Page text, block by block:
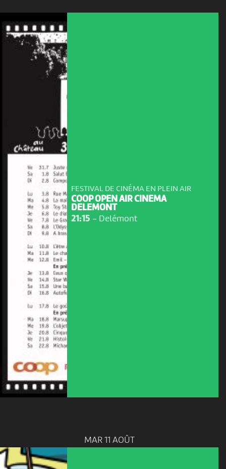
FESTIVAL DE CINÉMA EN PLEIN AIR
COOP OPEN AIR CINEMA
DELEMONT
21:15 - Delémont
MAR 11 AOÛT